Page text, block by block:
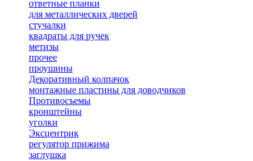
ответные планки
для металлических дверей
стучалки
квадраты для ручек
метизы
прочее
проушины
Декоративный колпачок
монтажные пластины для доводчиков
Противосъемы
кронштейны
уголки
Эксцентрик
регулятор прижима
заглушка